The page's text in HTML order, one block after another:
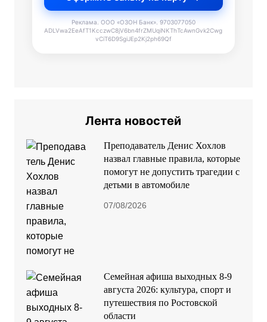
Реклама. ООО «ОЗОН Банк». 9703077050
ADLVwa2EeAfT1KcczwC8jV6bn4frZMUqiNKThTcAwnGvk2Cwg
vCiT6D9SgiJEp2Kj2ph69Qf
Лента новостей
Преподаватель Денис Хохлов
назвал главные правила, которые
помогут не допустить трагедии с
детьми в автомобиле
07/08/2026
Семейная афиша выходных 8-9
августа 2026: культура, спорт и
путешествия по Ростовской
области